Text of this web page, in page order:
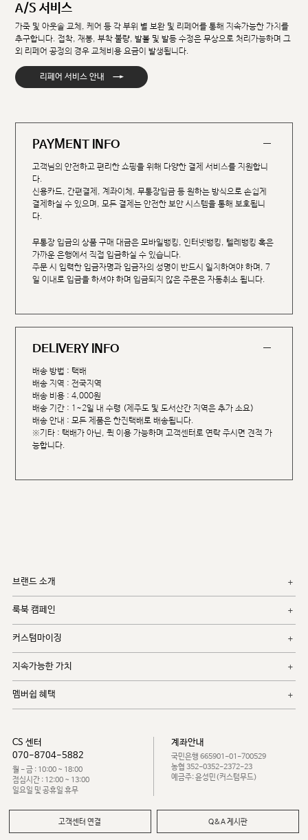
A/S 서비스
가죽 및 아웃솔 교체, 케어 등 각 부위 별 보완 및 리페어를 통해 지속가능한 가치를
추구합니다. 접착, 재봉, 부착 불량, 발볼 및 발등 수정은 무상으로 처리가능하며 그
외 리페어 공정의 경우 교체비용 요금이 발생됩니다.
리페어 서비스 안내 →
PAYMENT INFO
고객님의 안전하고 편리한 쇼핑을 위해 다양한 결제 서비스를 지원합니
다.
신용카드, 간편결제, 계좌이체, 무통장입금 등 원하는 방식으로 손쉽게
결제하실 수 있으며, 모든 결제는 안전한 보안 시스템을 통해 보호됩니
다.
무통장 입금의 상품 구매 대금은 모바일뱅킹, 인터넷뱅킹, 텔레뱅킹 혹은
가까운 은행에서 직접 입금하실 수 있습니다.
주문 시 입력한 입금자명과 입금자의 성명이 반드시 일치하여야 하며, 7
일 이내로 입금을 하셔야 하며 입금되지 않은 주문은 자동취소 됩니다.
DELIVERY INFO
배송 방법 : 택배
배송 지역 : 전국지역
배송 비용 : 4,000원
배송 기간 : 1~2일 내 수령 (제주도 및 도서산간 지역은 추가 소요)
배송 안내 : 모든 제품은 한진택배로 배송됩니다.
※기타 : 택배가 아닌, 퀵 이용 가능하며 고객센터로 연락 주시면 견적 가
능합니다.
브랜드 소개
룩북 캠페인
커스텀마이징
지속가능한 가치
멤버쉽 혜택
CS 센터
070-8704-5882
월 - 금 : 10:00 ~ 18:00
점심시간 : 12:00 ~ 13:00
일요일 및 공휴일 휴무
계좌안내
국민은행 665901-01-700529
농협 352-0352-2372-23
예금주: 윤성민(커스텀무드)
고객센터 연결 Q&A 게시판